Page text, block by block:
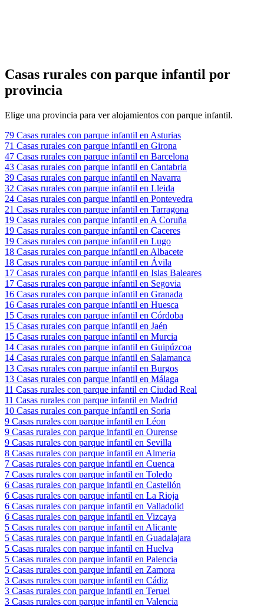
Casas rurales con parque infantil por
provincia
Elige una provincia para ver alojamientos con parque infantil.
79 Casas rurales con parque infantil en Asturias
71 Casas rurales con parque infantil en Girona
47 Casas rurales con parque infantil en Barcelona
43 Casas rurales con parque infantil en Cantabria
39 Casas rurales con parque infantil en Navarra
32 Casas rurales con parque infantil en Lleida
24 Casas rurales con parque infantil en Pontevedra
21 Casas rurales con parque infantil en Tarragona
19 Casas rurales con parque infantil en A Coruña
19 Casas rurales con parque infantil en Caceres
19 Casas rurales con parque infantil en Lugo
18 Casas rurales con parque infantil en Albacete
18 Casas rurales con parque infantil en Ávila
17 Casas rurales con parque infantil en Islas Baleares
17 Casas rurales con parque infantil en Segovia
16 Casas rurales con parque infantil en Granada
16 Casas rurales con parque infantil en Huesca
15 Casas rurales con parque infantil en Córdoba
15 Casas rurales con parque infantil en Jaén
15 Casas rurales con parque infantil en Murcia
14 Casas rurales con parque infantil en Guipúzcoa
14 Casas rurales con parque infantil en Salamanca
13 Casas rurales con parque infantil en Burgos
13 Casas rurales con parque infantil en Málaga
11 Casas rurales con parque infantil en Ciudad Real
11 Casas rurales con parque infantil en Madrid
10 Casas rurales con parque infantil en Soria
9 Casas rurales con parque infantil en Léon
9 Casas rurales con parque infantil en Ourense
9 Casas rurales con parque infantil en Sevilla
8 Casas rurales con parque infantil en Almeria
7 Casas rurales con parque infantil en Cuenca
7 Casas rurales con parque infantil en Toledo
6 Casas rurales con parque infantil en Castellón
6 Casas rurales con parque infantil en La Rioja
6 Casas rurales con parque infantil en Valladolid
6 Casas rurales con parque infantil en Vizcaya
5 Casas rurales con parque infantil en Alicante
5 Casas rurales con parque infantil en Guadalajara
5 Casas rurales con parque infantil en Huelva
5 Casas rurales con parque infantil en Palencia
5 Casas rurales con parque infantil en Zamora
3 Casas rurales con parque infantil en Cádiz
3 Casas rurales con parque infantil en Teruel
3 Casas rurales con parque infantil en Valencia